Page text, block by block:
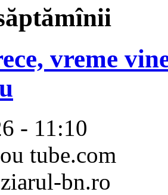
vreme
- 11:10
tube.com
bn.ro